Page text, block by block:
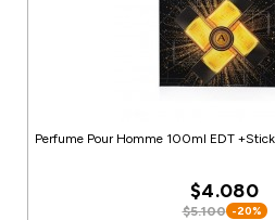
Perfume Pour Homme 100ml EDT
$4.080
$5.100 -20%